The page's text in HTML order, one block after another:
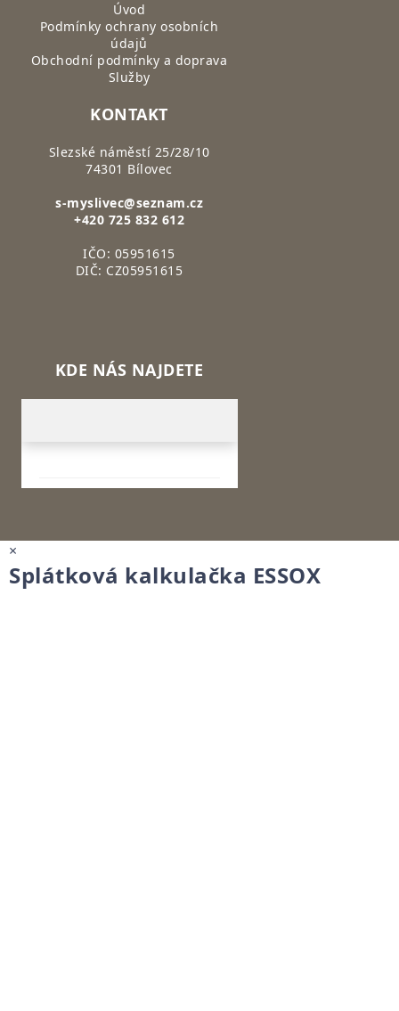
Úvod
Podmínky ochrany osobních
údajů
Obchodní podmínky a doprava
Služby
KONTAKT
Slezské náměstí 25/28/10
74301 Bílovec
s-myslivec@seznam.cz
+420 725 832 612
IČO: 05951615
DIČ: CZ05951615
KDE NÁS NAJDETE
×
Splátková kalkulačka ESSOX